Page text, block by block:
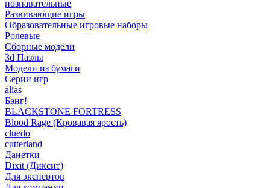
познавательные
Развивающие игры
Образовательные игровые наборы
Ролевые
Сборные модели
3d Пазлы
Модели из бумаги
Серии игр
alias
Бэнг!
BLACKSTONE FORTRESS
Blood Rage (Кровавая ярость)
cluedo
cutterland
Данетки
Dixit (Диксит)
Для экспертов